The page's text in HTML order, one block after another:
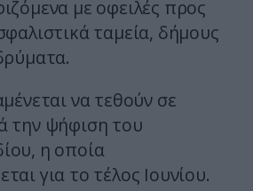
με οφειλές προς
ταμεία, δήμους
να τεθούν σε
την ψήφιση του
η οποία
για το τέλος Ιουνίου.